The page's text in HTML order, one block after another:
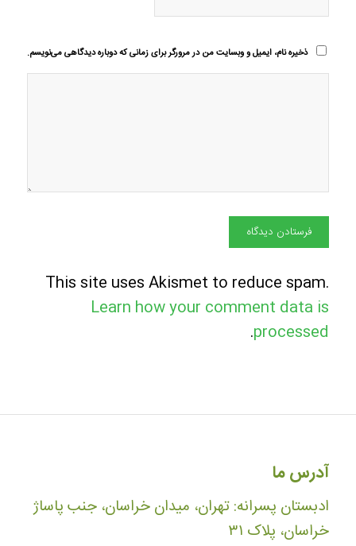
ذخیره نام، ایمیل و وبسایت من در مرورگر برای زمانی که دوباره دیدگاهی می‌نویسم.
This site uses Akismet to reduce spam.
Learn how your comment data is
processed
.
آدرس ما
ادبستان پسرانه: تهران، میدان خراسان، جنب پاساژ
خراسان، پلاک ۳۱